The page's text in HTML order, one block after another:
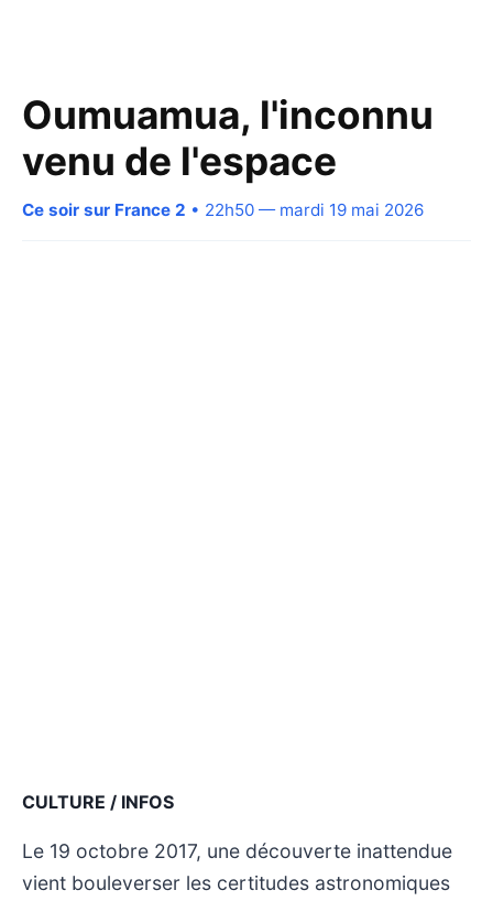
Oumuamua, l'inconnu
venu de l'espace
Ce soir sur France 2 • 22h50 — mardi 19 mai 2026
CULTURE / INFOS
Le 19 octobre 2017, une découverte inattendue
vient bouleverser les certitudes astronomiques